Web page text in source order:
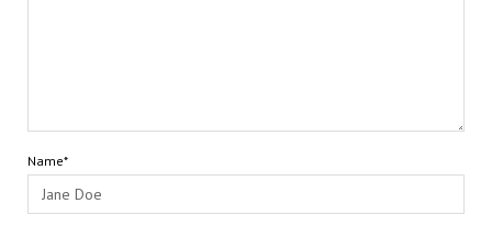
Name*